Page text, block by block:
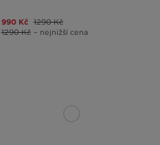
990 Kč 1290 Kč
1290 Kč – nejnižší cena